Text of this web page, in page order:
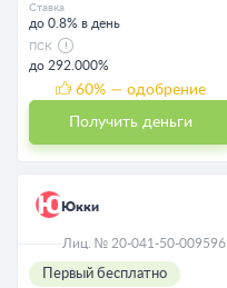
Ставка
до 0.8% в день
ПСК
до 292.000%
60% — одобрение
Получить деньги
Юкки
Лиц. № 20-041-50-009596
Первый бесплатно